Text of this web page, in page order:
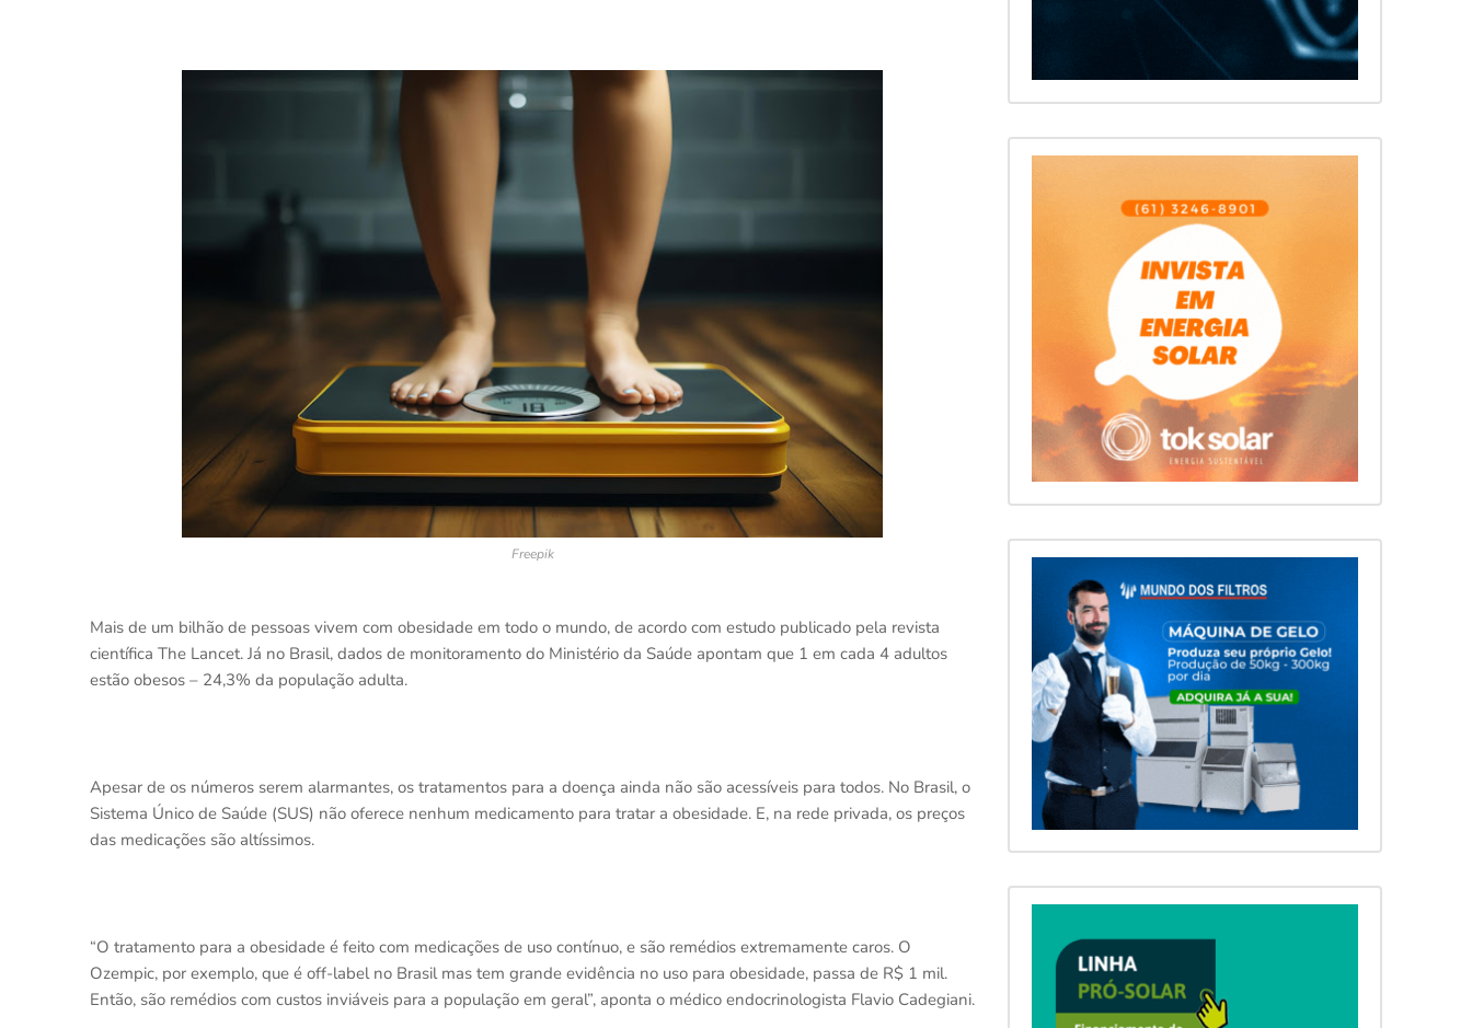
Freepik
Mais de um bilhão de pessoas vivem com obesidade em todo o mundo, de acordo com estudo publicado pela revista
científica The Lancet. Já no Brasil, dados de monitoramento do Ministério da Saúde apontam que 1 em cada 4 adultos
estão obesos – 24,3% da população adulta.
Apesar de os números serem alarmantes, os tratamentos para a doença ainda não são acessíveis para todos. No Brasil, o
Sistema Único de Saúde (SUS) não oferece nenhum medicamento para tratar a obesidade. E, na rede privada, os preços
das medicações são altíssimos.
“O tratamento para a obesidade é feito com medicações de uso contínuo, e são remédios extremamente caros. O
Ozempic, por exemplo, que é off-label no Brasil mas tem grande evidência no uso para obesidade, passa de R$ 1 mil.
Então, são remédios com custos inviáveis para a população em geral”, aponta o médico endocrinologista Flavio Cadegiani.